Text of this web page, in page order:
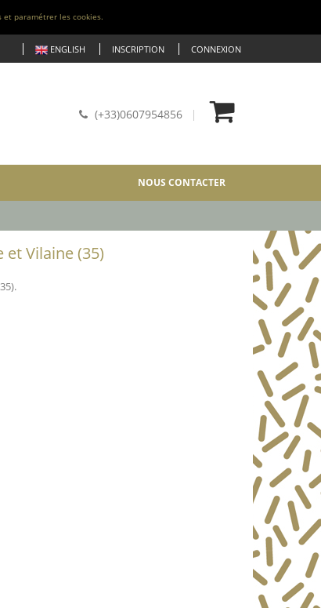
et paramétrer les cookies.
ENGLISH INSCRIPTION CONNEXION
(+33)0607954856
NOUS CONTACTER
Vilaine (35)